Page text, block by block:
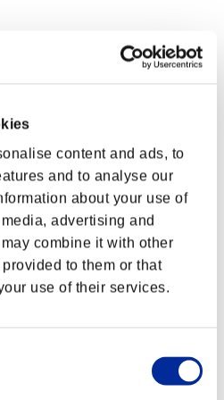
content and ads, to
and to analyse our
about your use of
advertising and
combine it with other
to them or that
use of their services.